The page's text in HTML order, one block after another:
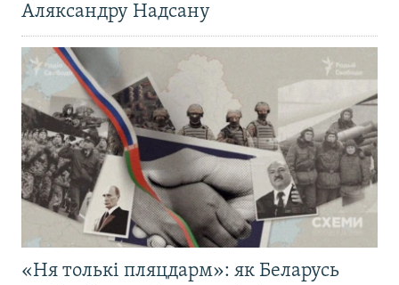
Аляксандру Надсану
«Ня толькі пляцдарм»: як Беларусь